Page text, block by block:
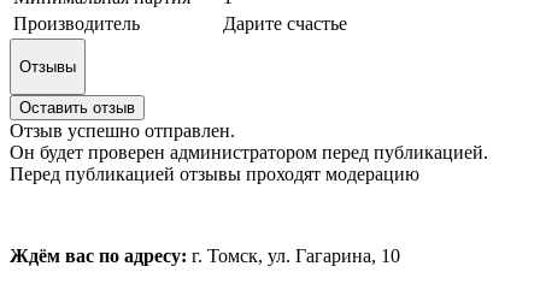
Производитель
Дарите счастье
Отзывы
Оставить отзыв
Отзыв успешно отправлен.
Он будет проверен администратором перед публикацией.
Перед публикацией отзывы проходят модерацию
Ждём вас по адресу: г. Томск, ул. Гагарина, 10